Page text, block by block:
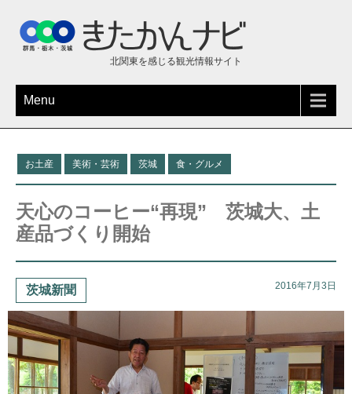
北関東を感じる観光情報サイト
Menu
お土産 美術・芸術 茨城 食・グルメ
天心のコーヒー“再現” 茨城大、土
産品づくり開始
茨城新聞 2016年7月3日